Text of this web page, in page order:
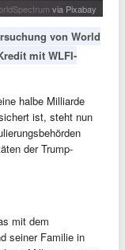
via Pixabay
von World
mit WLFI-
halbe Milliarde
ist, steht nun
der Trump-
mit dem
seiner Familie in